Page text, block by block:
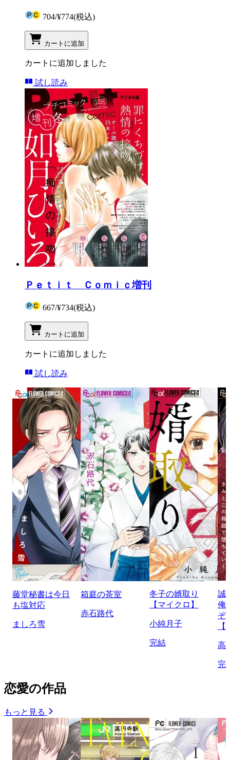
704/¥774(税込)
カートに追加
カートに追加しました
試し読み
Ｐｅｔｉｔ Ｃｏｍｉｃ増刊
667/¥734(税込)
カートに追加
カートに追加しました
試し読み
藤堂秘書は今日
も塩対応
ましろ雪
箱庭の茶室
赤石路代
冬子の婿取り
【マイクロ】
小純月子
完結
誠
俺
ぞ
高
完
恋愛の作品
もっと見る